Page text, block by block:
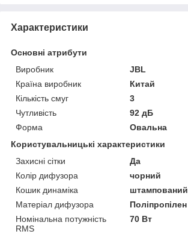
Характеристики
Основні атрибути
Виробник
JBL
Країна виробник
Китай
Кількість смуг
3
Чутливість
92 дБ
Форма
Овальна
Користувальницькі характеристики
Захисні сітки
Да
Колір дифузора
чорний
Кошик динаміка
штампований
Матеріал дифузора
Поліпропілен
Номінальна потужність
RMS
70 Вт